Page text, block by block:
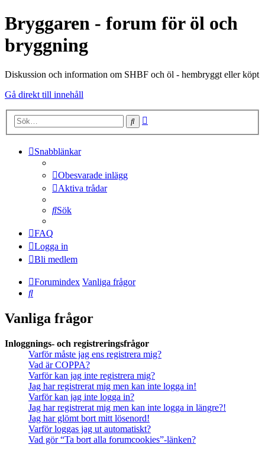
Bryggaren - forum för öl och
bryggning
Diskussion och information om SHBF och öl - hembryggt eller köpt
Gå direkt till innehåll
Sök
Snabblänkar
Obesvarade inlägg
Aktiva trådar
Sök
FAQ
Logga in
Bli medlem
Forumindex Vanliga frågor
Sök
Vanliga frågor
Inloggnings- och registreringsfrågor
Varför måste jag ens registrera mig?
Vad är COPPA?
Varför kan jag inte registrera mig?
Jag har registrerat mig men kan inte logga in!
Varför kan jag inte logga in?
Jag har registrerat mig men kan inte logga in längre?!
Jag har glömt bort mitt lösenord!
Varför loggas jag ut automatiskt?
Vad gör “Ta bort alla forumcookies”-länken?